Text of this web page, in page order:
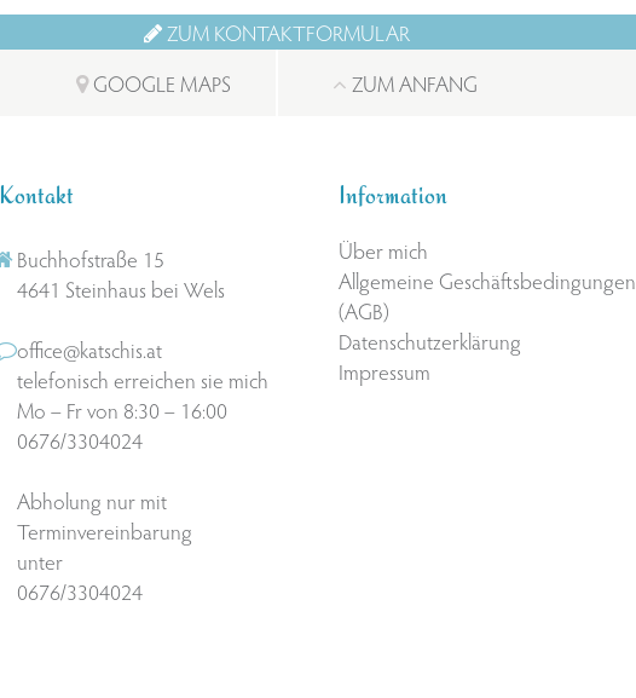
ZUM KONTAKTFORMULAR
GOOGLE MAPS
ZUM ANFANG
Kontakt
Buchhofstraße 15
4641 Steinhaus bei Wels
office@katschis.at
telefonisch erreichen sie mich
Mo – Fr von 8:30 – 16:00
0676/3304024
Abholung nur mit
Terminvereinbarung
unter
0676/3304024
Information
Über mich
Allgemeine Geschäftsbedingungen
(AGB)
Datenschutzerklärung
Impressum